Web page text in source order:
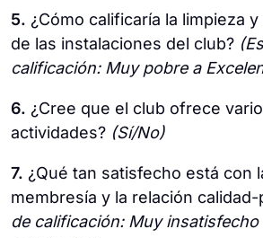
5. ¿Cómo calificaría la limpieza
de las instalaciones del club?
calificación: Muy pobre a
6. ¿Cree que el club ofrece
actividades? (Sí/No)
7. ¿Qué tan satisfecho está con
membresía y la relación calidad-
de calificación: Muy insatisfecho